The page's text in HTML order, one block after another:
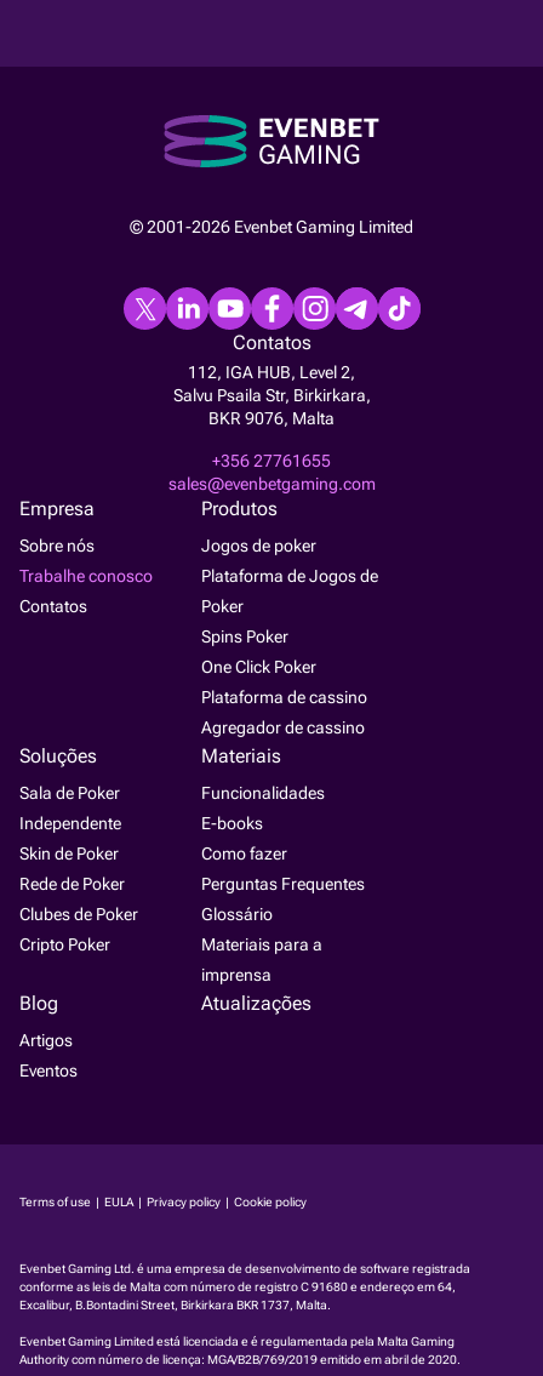
© 2001-2026 Evenbet Gaming Limited
Empresa
Sobre nós
Trabalhe conosco
Contatos
Produtos
Jogos de poker
Plataforma de Jogos de
Poker
Spins Poker
One Click Poker
Plataforma de cassino
Agregador de cassino
Soluções
Sala de Poker
Independente
Skin de Poker
Rede de Poker
Clubes de Poker
Cripto Poker
Materiais
Funcionalidades
E-books
Como fazer
Perguntas Frequentes
Glossário
Materiais para a
imprensa
Blog
Artigos
Eventos
Atualizações
Contatos
112, IGA HUB, Level 2,
Salvu Psaila Str, Birkirkara,
BKR 9076, Malta
+356 27761655
sales@evenbetgaming.com
Terms of use | EULA | Privacy policy | Cookie policy
Evenbet Gaming Ltd. é uma empresa de desenvolvimento de software registrada
conforme as leis de Malta com número de registro C 91680 e endereço em 64,
Excalibur, B.Bontadini Street, Birkirkara BKR 1737, Malta.
Evenbet Gaming Limited está licenciada e é regulamentada pela Malta Gaming
Authority com número de licença: MGA/B2B/769/2019emitido em abril de 2020.